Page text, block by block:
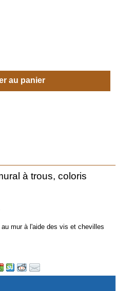
au panier
à trous, coloris
mur à l'aide des vis et chevilles